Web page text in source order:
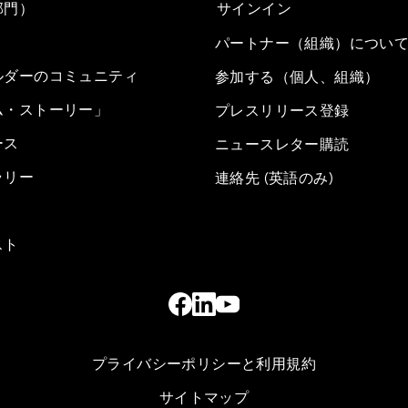
）
ーのコミュニティ
ストーリー」
リー
サインイン
パートナー（組織）につい
参加する（個人、組織）
プレスリリース登録
ニュースレター購読
連絡先 (英語のみ)
プライバシーポリシーと利用規約
サイトマップ